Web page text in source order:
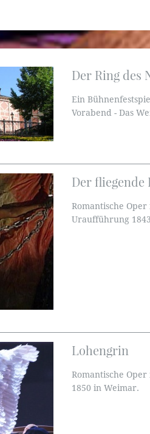
Der Ring des
Ein
Vorabend - Das
Der
Romantische
Uraufführung
Lohengrin
Romantische
1850 in Weimar.